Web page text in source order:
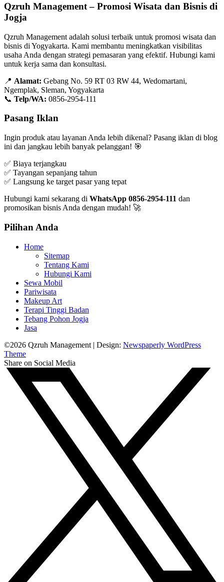
Qzruh Management – Promosi Wisata dan Bisnis di
Jogja
Qzruh Management adalah solusi terbaik untuk promosi wisata dan
bisnis di Yogyakarta. Kami membantu meningkatkan visibilitas
usaha Anda dengan strategi pemasaran yang efektif. Hubungi kami
untuk kerja sama dan konsultasi.
📍 Alamat: Gebang No. 59 RT 03 RW 44, Wedomartani,
Ngemplak, Sleman, Yogyakarta
📞 Telp/WA: 0856-2954-111
Pasang Iklan
Ingin produk atau layanan Anda lebih dikenal? Pasang iklan di blog
ini dan jangkau lebih banyak pelanggan! 🎯
✅ Biaya terjangkau
✅ Tayangan sepanjang tahun
✅ Langsung ke target pasar yang tepat
Hubungi kami sekarang di WhatsApp 0856-2954-111 dan
promosikan bisnis Anda dengan mudah! 🚀
Pilihan Anda
Home
Sitemap
Tentang Kami
Hubungi Kami
Sewa Mobil
Pariwisata
Makeup Art
Terapi Tinggi Badan
Tebang Pohon Jogja
Jasa
©2026 Qzruh Management | Design: Newspaperly WordPress
Theme
Share on Social Media